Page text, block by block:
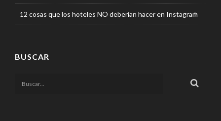
12 cosas que los hoteles NO deberían hacer en Instagram
BUSCAR